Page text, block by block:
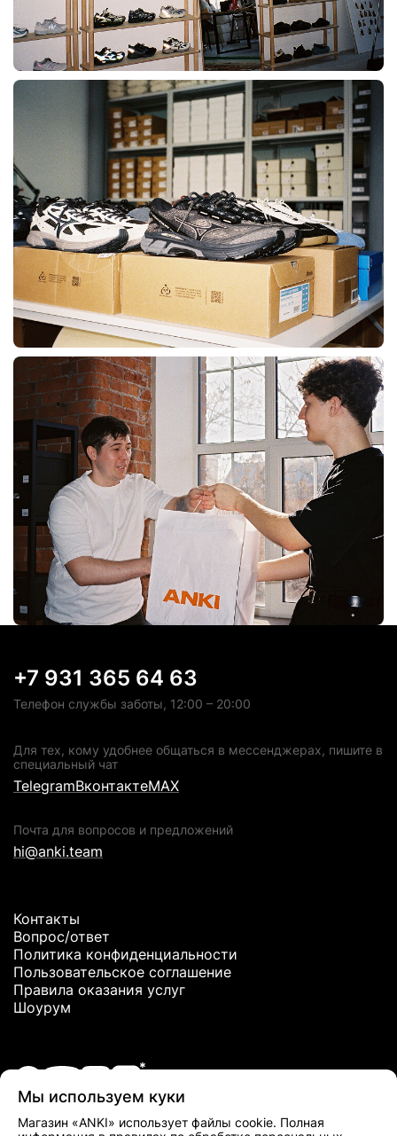
+7 931 365 64 63
Телефон службы заботы, 12:00 – 20:00
Для тех, кому удобнее общаться в мессенджерах, пишите в
специальный чат
TelegramВконтактеMAX
Почта для вопросов и предложений
hi@anki.team
Контакты
Вопрос/ответ
Политика конфиденциальности
Пользовательское соглашение
Правила оказания услуг
Шоурум
*Meta Platforms Inc. признана экстремистской организацией и
запрещена в РФ
Мы используем куки
Магазин «ANKI» использует файлы cookie. Полная